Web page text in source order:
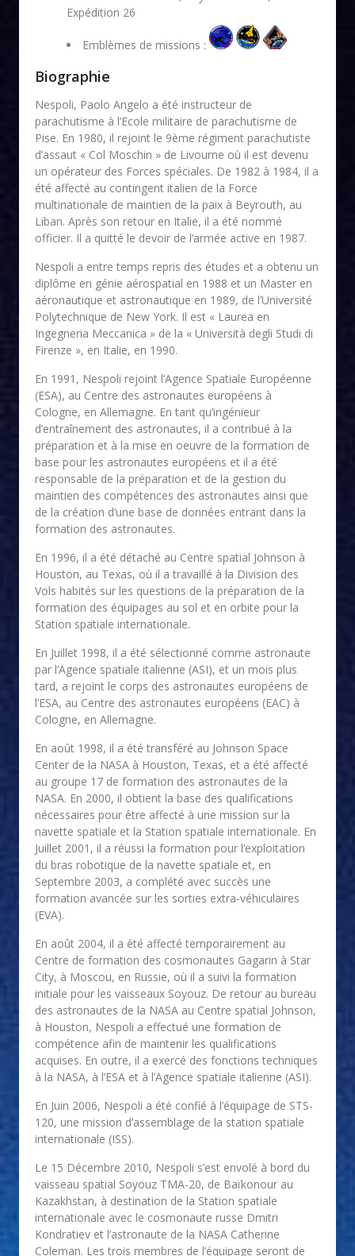
Expédition 26
Emblèmes de missions :
Biographie
Nespoli, Paolo Angelo a été instructeur de
parachutisme à l’Ecole militaire de parachutisme de
Pise. En 1980, il rejoint le 9ème régiment parachutiste
d’assaut « Col Moschin » de Livourne où il est devenu
un opérateur des Forces spéciales. De 1982 à 1984, il a
été affecté au contingent italien de la Force
multinationale de maintien de la paix à Beyrouth, au
Liban. Après son retour en Italie, il a été nommé
officier. Il a quitté le devoir de l’armée active en 1987.
Nespoli a entre temps repris des études et a obtenu un
diplôme en génie aérospatial en 1988 et un Master en
aéronautique et astronautique en 1989, de l’Université
Polytechnique de New York. Il est « Laurea en
Ingegneria Meccanica » de la « Università degli Studi di
Firenze », en Italie, en 1990.
En 1991, Nespoli rejoint l’Agence Spatiale Européenne
(ESA), au Centre des astronautes européens à
Cologne, en Allemagne. En tant qu’ingénieur
d’entraînement des astronautes, il a contribué à la
préparation et à la mise en oeuvre de la formation de
base pour les astronautes européens et il a été
responsable de la préparation et de la gestion du
maintien des compétences des astronautes ainsi que
de la création d’une base de données entrant dans la
formation des astronautes.
En 1996, il a été détaché au Centre spatial Johnson à
Houston, au Texas, où il a travaillé à la Division des
Vols habités sur les questions de la préparation de la
formation des équipages au sol et en orbite pour la
Station spatiale internationale.
En Juillet 1998, il a été sélectionné comme astronaute
par l’Agence spatiale italienne (ASI), et un mois plus
tard, a rejoint le corps des astronautes européens de
l’ESA, au Centre des astronautes européens (EAC) à
Cologne, en Allemagne.
En août 1998, il a été transféré au Johnson Space
Center de la NASA à Houston, Texas, et a été affecté
au groupe 17 de formation des astronautes de la
NASA. En 2000, il obtient la base des qualifications
nécessaires pour être affecté à une mission sur la
navette spatiale et la Station spatiale internationale. En
Juillet 2001, il a réussi la formation pour l’exploitation
du bras robotique de la navette spatiale et, en
Septembre 2003, a complété avec succès une
formation avancée sur les sorties extra-véhiculaires
(EVA).
En août 2004, il a été affecté temporairement au
Centre de formation des cosmonautes Gagarin à Star
City, à Moscou, en Russie, où il a suivi la formation
initiale pour les vaisseaux Soyouz. De retour au bureau
des astronautes de la NASA au Centre spatial Johnson,
à Houston, Nespoli a effectué une formation de
compétence afin de maintenir les qualifications
acquises. En outre, il a exercé des fonctions techniques
à la NASA, à l’ESA et à l’Agence spatiale italienne (ASI).
En Juin 2006, Nespoli a été confié à l’équipage de STS-
120, une mission d’assemblage de la station spatiale
internationale (ISS).
Le 15 Décembre 2010, Nespoli s’est envolé à bord du
vaisseau spatial Soyouz TMA-20, de Baïkonour au
Kazakhstan, à destination de la Station spatiale
internationale avec le cosmonaute russe Dmitri
Kondratiev et l’astronaute de la NASA Catherine
Coleman. Les trois membres de l’équipage seront de